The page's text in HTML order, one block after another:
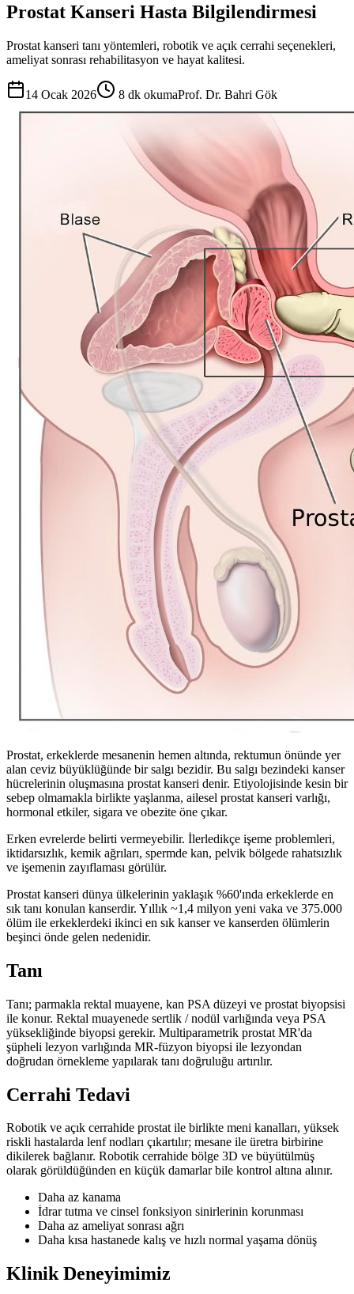
Prostat Kanseri Hasta Bilgilendirmesi
Prostat kanseri tanı yöntemleri, robotik ve açık cerrahi seçenekleri,
ameliyat sonrası rehabilitasyon ve hayat kalitesi.
14 Ocak 2026 8 dk okumaProf. Dr. Bahri Gök
Prostat, erkeklerde mesanenin hemen altında, rektumun önünde yer
alan ceviz büyüklüğünde bir salgı bezidir. Bu salgı bezindeki kanser
hücrelerinin oluşmasına prostat kanseri denir. Etiyolojisinde kesin bir
sebep olmamakla birlikte yaşlanma, ailesel prostat kanseri varlığı,
hormonal etkiler, sigara ve obezite öne çıkar.
Erken evrelerde belirti vermeyebilir. İlerledikçe işeme problemleri,
iktidarsızlık, kemik ağrıları, spermde kan, pelvik bölgede rahatsızlık
ve işemenin zayıflaması görülür.
Prostat kanseri dünya ülkelerinin yaklaşık %60'ında erkeklerde en
sık tanı konulan kanserdir. Yıllık ~1,4 milyon yeni vaka ve 375.000
ölüm ile erkeklerdeki ikinci en sık kanser ve kanserden ölümlerin
beşinci önde gelen nedenidir.
Tanı
Tanı; parmakla rektal muayene, kan PSA düzeyi ve prostat biyopsisi
ile konur. Rektal muayenede sertlik / nodül varlığında veya PSA
yüksekliğinde biyopsi gerekir. Multiparametrik prostat MR'da
şüpheli lezyon varlığında MR-füzyon biyopsi ile lezyondan
doğrudan örnekleme yapılarak tanı doğruluğu artırılır.
Cerrahi Tedavi
Robotik ve açık cerrahide prostat ile birlikte meni kanalları, yüksek
riskli hastalarda lenf nodları çıkartılır; mesane ile üretra birbirine
dikilerek bağlanır. Robotik cerrahide bölge 3D ve büyütülmüş
olarak görüldüğünden en küçük damarlar bile kontrol altına alınır.
Daha az kanama
İdrar tutma ve cinsel fonksiyon sinirlerinin korunması
Daha az ameliyat sonrası ağrı
Daha kısa hastanede kalış ve hızlı normal yaşama dönüş
Klinik Deneyimimiz